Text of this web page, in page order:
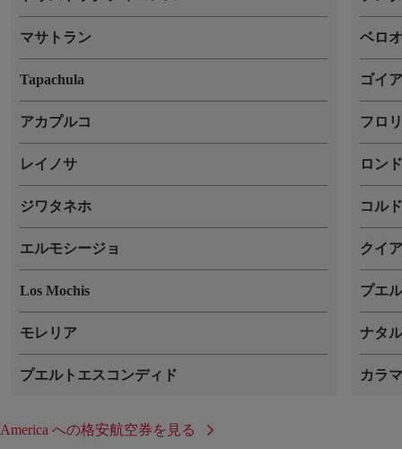
マサトラン
Tapachula
アカプルコ
レイノサ
ジワタネホ
エルモシージョ
Los Mochis
モレリア
プエルトエスコンディド
ベロ
ゴイ
フロ
ロン
コル
クイ
プエ
ナタ
カラ
America への格安航空券を見る